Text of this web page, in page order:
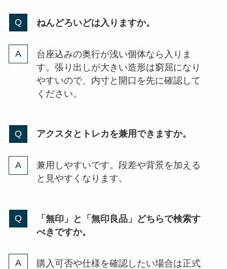
ねんどろいどは入りますか。
台座込みの奥行が浅い個体なら入りま
す。張り出しが大きい造形は窮屈になり
やすいので、内寸と開口を先に確認して
ください。
アクスタとトレカを兼用できますか。
兼用しやすいです。段差や背景を加える
と見やすくなります。
「無印」と「無印良品」どちらで検索す
べきですか。
購入可否や仕様を確認したい場合は正式